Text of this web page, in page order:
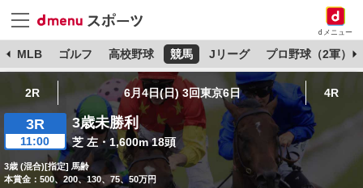
dメニュー
MLB ゴルフ 高校野球 競馬 Jリーグ プロ野球（2軍）
2R 6月4日(日) 3回東京6日 4R
3R
11:00
3歳未勝利
芝 左・1,600m 18頭
3歳 (混合)[指定] 馬齢
本賞金：500、200、130、75、50万円